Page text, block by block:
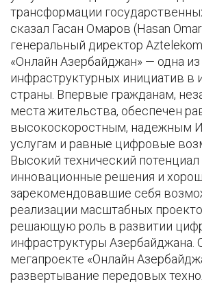
трансформации
сказал Гасан Омаров (Hasan
генеральный директор
«Онлайн Азербайджан» — одна
инфраструктурных инициатив в
страны. Впервые гражданам,
места жительства, обеспечен
высокоскоростным, надежным
услугам и равные цифровые
Высокий технический потенциал
инновационные решения и
зарекомендовавшие себя
реализации масштабных
решающую роль в развитии
инфраструктуры Азербайджана.
мегапроекте «Онлайн
развертывание передовых